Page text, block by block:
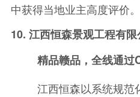
中获得当地业主高度评价。
10. 江西恒森景观工程有限
精品赣品，全线通过
江西恒森以系统规范